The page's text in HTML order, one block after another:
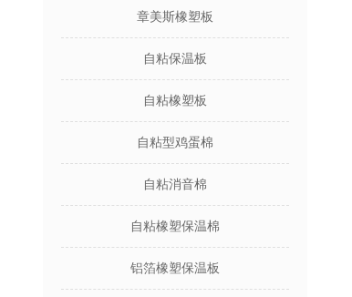
章美斯橡塑板
自粘保温板
自粘橡塑板
自粘型鸡蛋棉
自粘消音棉
自粘橡塑保温棉
铝箔橡塑保温板